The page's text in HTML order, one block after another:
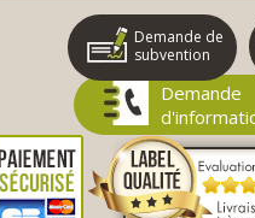
Demande de
subvention
Demande